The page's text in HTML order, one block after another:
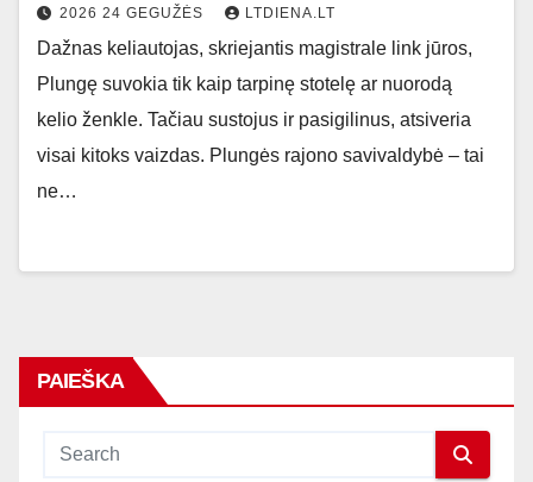
2026 24 GEGUŽĖS LTDIENA.LT
Dažnas keliautojas, skriejantis magistrale link jūros,
Plungę suvokia tik kaip tarpinę stotelę ar nuorodą
kelio ženkle. Tačiau sustojus ir pasigilinus, atsiveria
visai kitoks vaizdas. Plungės rajono savivaldybė – tai
ne…
PAIEŠKA